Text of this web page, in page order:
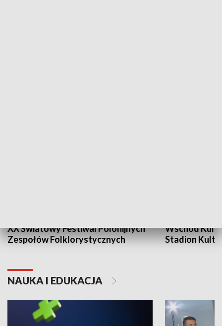
XX Światowy Festiwal Polonijnych
Zespołów Folklorystycznych
Wschód
Stadion
NAUKA I EDUKACJA